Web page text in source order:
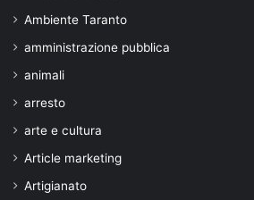
Ambiente Taranto
amministrazione pubblica
animali
arresto
arte e cultura
Article marketing
Artigianato